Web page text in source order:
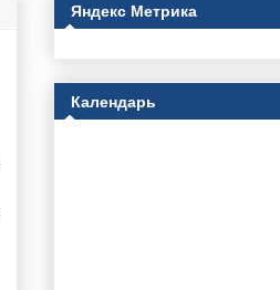
Яндекс Метрика
Календарь